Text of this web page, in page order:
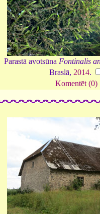
Parastā avotsūna Fontinalis
Braslā, 2014.
Komentēt (0)